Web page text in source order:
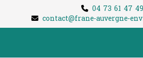
04 73 61 47 49
contact@frane-auvergne-